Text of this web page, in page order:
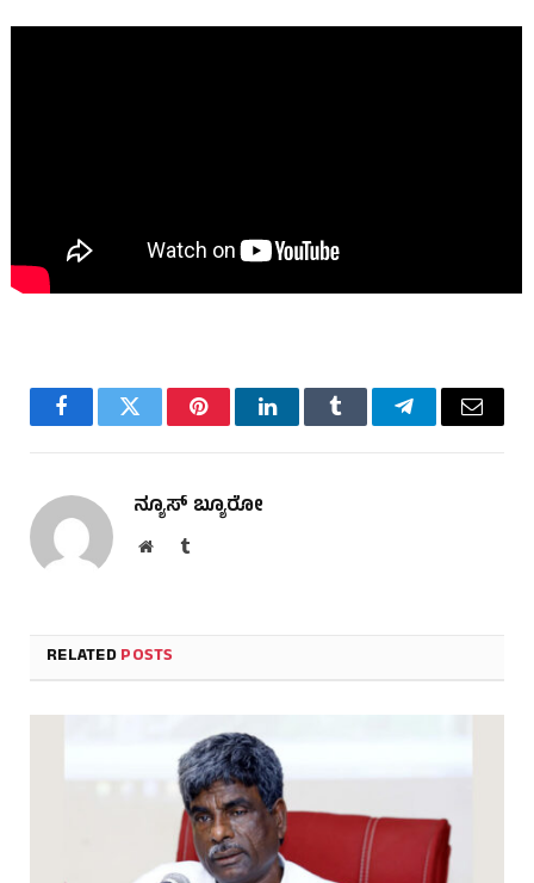
FacebookTwitter PinterestLinkedInTumblr TelegramEmail
ನ್ಯೂಸ್ ಬ್ಯೂರೋ
WebsiteTumblr
RELATEDPOSTS